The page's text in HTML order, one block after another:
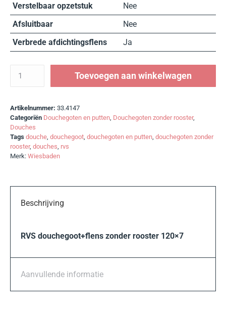
Verstelbaar opzetstuk
Nee
Afsluitbaar
Nee
Verbrede afdichtingsflens
Ja
Toevoegen aan winkelwagen
Artikelnummer: 33.4147
Categoriën Douchegoten en putten Douchegoten zonder rooster,
Douches
Tags douche douchegoot douchegoten en putten douchegoten zonder
rooster, douches rvs
Merk: Wiesbaden
Beschrijving
RVS douchegoot+flens zonder rooster 120×7
Aanvullende informatie